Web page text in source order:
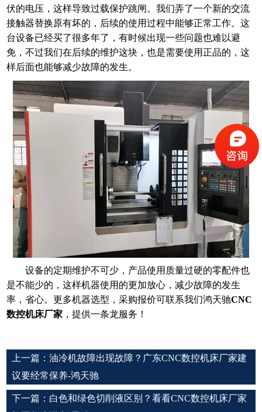
伏的电压，这样导致过载保护跳闸。我们弄了一个新的交流
接触器替换原有坏的，后续的使用过程中能够正常工作。这
台设备已经买了很多年了，有时候出现一些问题也难以避
免，不过我们在后续的维护这块，也是需要使用正品的，这
样后面也能够减少故障的发生。
设备的定期维护不可少，产品使用质量过硬的零配件也
是不能少的，这样机器使用的更加放心，减少故障的发生
率，省心。更多机器选型，采购报价可联系我们鸿天驰CNC
数控机床厂家 ，提供一条龙服务！
上一篇： 油冷机故障出现故障？广东CNC数控机床厂家建
议要经常保养-鸿天驰
下一篇： 白色和绿色切削液区别？看看CNC数控机床厂家